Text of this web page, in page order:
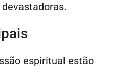
espiritual estão